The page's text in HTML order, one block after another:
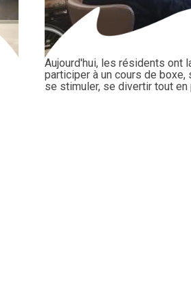
Aujourd'hui, les résidents ont
participer à un cours de boxe,
se stimuler, se divertir tout en